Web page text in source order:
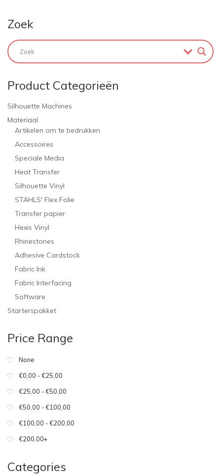
Zoek
Product Categorieën
Silhouette Machines
Materiaal
Artikelen om te bedrukken
Accessoires
Speciale Media
Heat Transfer
Silhouette Vinyl
STAHLS' Flex Folie
Transfer papier
Hexis Vinyl
Rhinestones
Adhesive Cardstock
Fabric Ink
Fabric Interfacing
Software
Starterspakket
Price Range
None
€0,00 - €25,00
€25,00 - €50,00
€50,00 - €100,00
€100,00 - €200,00
€200,00+
Categories